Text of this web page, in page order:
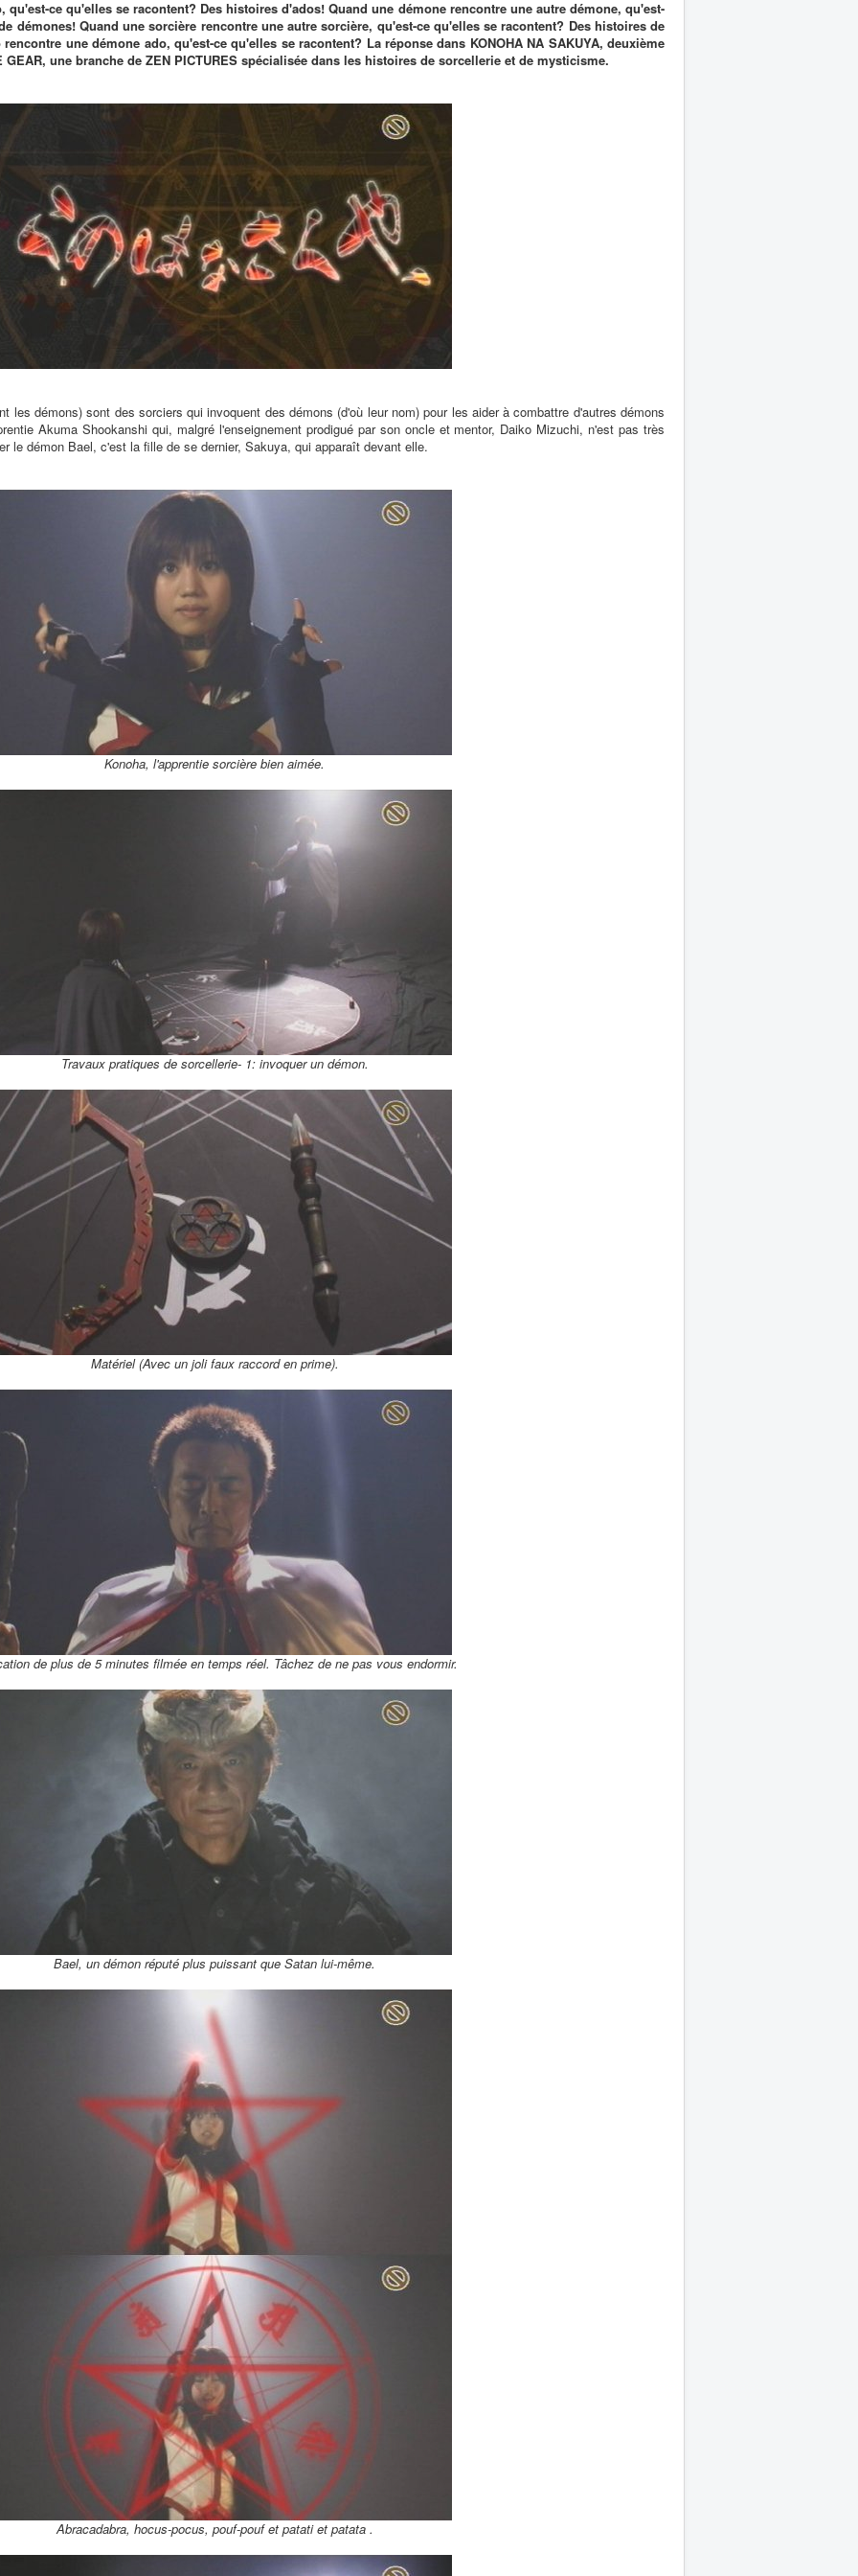
qu'est-ce qu'elles se racontent? Des histoires d'ados! Quand une démone rencontre une autre démone, qu'est-
démones! Quand une sorcière rencontre une autre sorcière, qu'est-ce qu'elles se racontent? Des histoires de
une démone ado, qu'est-ce qu'elles se racontent? La réponse dans KONOHA NA SAKUYA, deuxième
une branche de ZEN PICTURES spécialisée dans les histoires de sorcellerie et de mysticisme.
les démons) sont des sorciers qui invoquent des démons (d'où leur nom) pour les aider à combattre d'autres démons
Akuma Shookanshi qui, malgré l'enseignement prodigué par son oncle et mentor, Daiko Mizuchi, n'est pas très
le démon Bael, c'est la fille de se dernier, Sakuya, qui apparaît devant elle.
Konoha, l'apprentie sorcière bien aimée.
Travaux pratiques de sorcellerie- 1: invoquer un démon.
Matériel (Avec un joli faux raccord en prime).
de plus de 5 minutes filmée en temps réel. Tâchez de ne pas vous endormir.
Bael, un démon réputé plus puissant que Satan lui-même.
Abracadabra, hocus-pocus, pouf-pouf et patati et patata .